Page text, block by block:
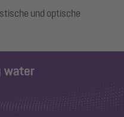
und optische